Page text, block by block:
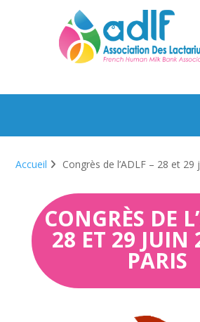
Accueil Congrès de l’ADLF – 28 et 29
CONGRÈS DE
28 ET 29 JUIN
PARIS